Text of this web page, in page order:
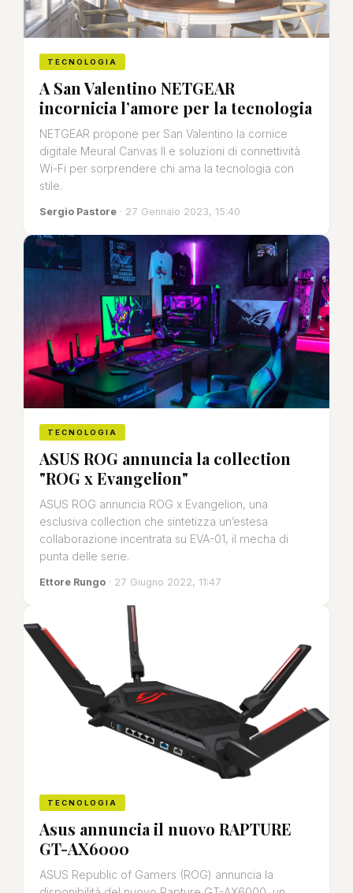
TECNOLOGIA
A San Valentino NETGEAR
incornicia l’amore per la tecnologia
NETGEAR propone per San Valentino la cornice
digitale Meural Canvas II e soluzioni di connettività
Wi-Fi per sorprendere chi ama la tecnologia con
stile.
Sergio Pastore · 27 Gennaio 2023, 15:40
TECNOLOGIA
ASUS ROG annuncia la collection
"ROG x Evangelion"
ASUS ROG annuncia ROG x Evangelion, una
esclusiva collection che sintetizza un’estesa
collaborazione incentrata su EVA-01, il mecha di
punta delle serie.
Ettore Rungo · 27 Giugno 2022, 11:47
TECNOLOGIA
Asus annuncia il nuovo RAPTURE
GT-AX6000
ASUS Republic of Gamers (ROG) annuncia la